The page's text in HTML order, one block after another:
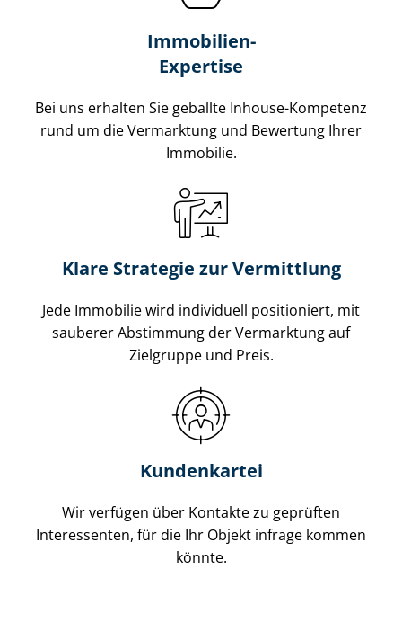
Immobilien-
Expertise
Bei uns erhalten Sie geballte Inhouse-Kompetenz
rund um die Vermarktung und Bewertung Ihrer
Immobilie.
Klare Strategie zur Vermittlung
Jede Immobilie wird individuell positioniert, mit
sauberer Abstimmung der Vermarktung auf
Zielgruppe und Preis.
Kundenkartei
Wir verfügen über Kontakte zu geprüften
Interessenten, für die Ihr Objekt infrage kommen
könnte.